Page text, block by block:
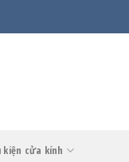
kiện cửa kính